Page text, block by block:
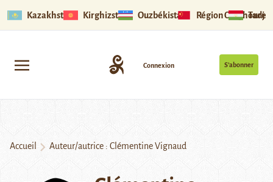
Kazakhstan Kirghizstan Ouzbékistan Région Ouïghoure
S’abonner
Connexion
Accueil Auteur/autrice : Clémentine Vignaud